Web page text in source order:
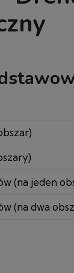
(na jeden
(na dwa